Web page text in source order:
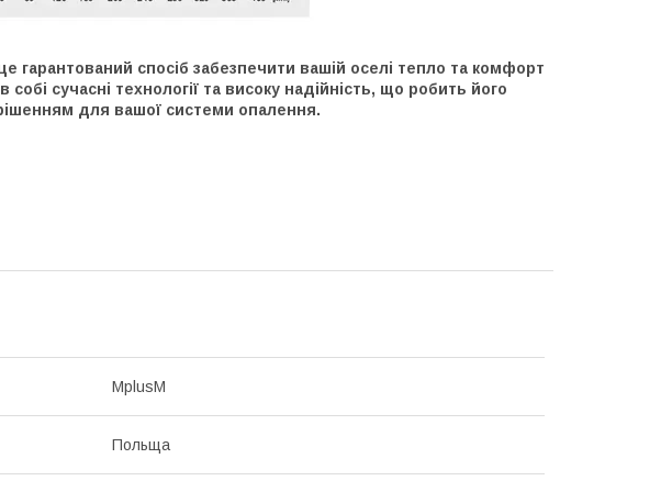
гарантований спосіб забезпечити вашій оселі тепло та комфорт
сучасні технології та високу надійність, що робить його
для вашої системи опалення.
MplusM
Польща